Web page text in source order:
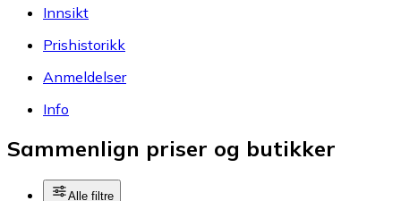
Innsikt
Prishistorikk
Anmeldelser
Info
Sammenlign priser og butikker
Alle filtre